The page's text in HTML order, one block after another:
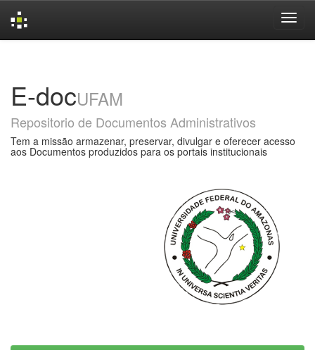
E-docUFAM
Repositorio de Documentos Administrativos
Tem a missão armazenar, preservar, divulgar e oferecer acesso
aos Documentos produzidos para os portais institucionais